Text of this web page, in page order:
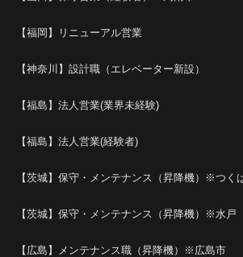
【福岡】リニューアル営業
【神奈川】設計職（エレベーター新設）
【福島】法人営業(業界未経験)
【福島】法人営業(経験者)
【茨城】保守・メンテナンス（昇降機）※つ
【茨城】保守・メンテナンス（昇降機）※水
【広島】メンテナンス職（昇降機）※広島市